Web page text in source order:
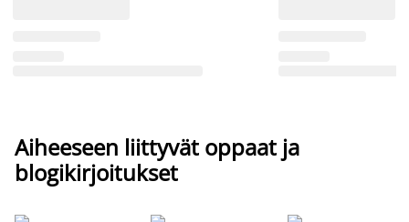
Aiheeseen liittyvät oppaat ja
blogikirjoitukset